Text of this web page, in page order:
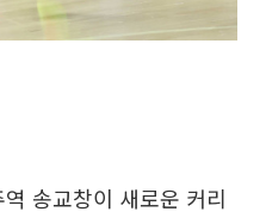
송교창이 새로운 커리